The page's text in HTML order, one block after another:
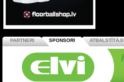
PARTNERI SPONSORI ATBALSTĪTĀJI